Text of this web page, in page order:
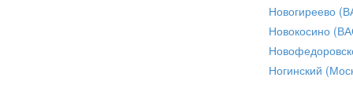
Новогиреево
Новокосино
Ногинский